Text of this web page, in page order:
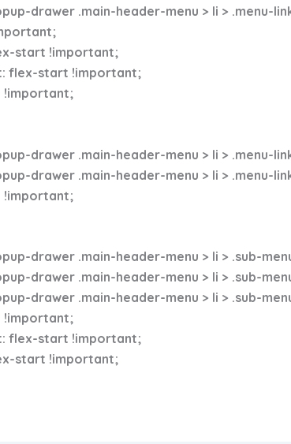
drawer .main-header-menu > li > .menu-
start !important;
flex-start !important;
drawer .main-header-menu > li > .menu-
drawer .main-header-menu > li > .menu-
drawer .main-header-menu > li > .sub-
drawer .main-header-menu > li > .sub-
drawer .main-header-menu > li > .sub-
flex-start !important;
start !important;